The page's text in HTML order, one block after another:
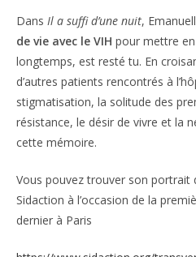
Dans Il a suffi d’une nuit,
de vie avec le VIH pour mettre
longtemps, est resté tu. En
d’autres patients rencontrés à
stigmatisation, la solitude des
résistance, le désir de vivre et la
cette mémoire.
Vous pouvez trouver son portrait
Sidaction à l’occasion de la
dernier à Paris